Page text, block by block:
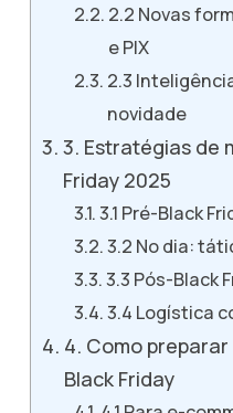
2.2 Novas
e PIX
2.3
novidade
3. Estratégias de
Friday 2025
3.1 Pré-Black
3.2 No dia:
3.3 Pós-Black
3.4 Logística
4. Como
Black Friday